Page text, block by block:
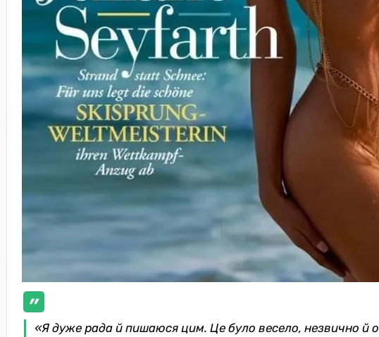
«Я дуже рада й пишаюся цим. Це було весело, незвично й